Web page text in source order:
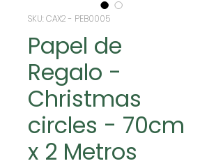
SKU: CAX2 - PEB0005
Papel de
Regalo -
Christmas
circles - 70cm
x 2 Metros